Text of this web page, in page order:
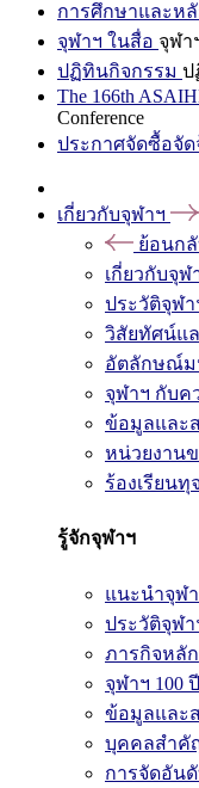
การศึกษาและห
จุฬาฯ ในสื่อ จุฬา
ปฏิทินกิจกรรม ป
The 166th
Conference
ประกาศจัดซื้อจัด
เกี่ยวกับจุฬาฯ
ย้อนก
เกี่ยวกับจุฬ
ประวัติจุฬา
วิสัยทัศน์แ
อัตลักษณ์ม
จุฬาฯ กับค
ข้อมูลและ
หน่วยงาน
ร้องเรียน
รู้จักจุฬาฯ
แนะนำจุฬ
ประวัติจุฬา
ภารกิจหลัก
จุฬาฯ 100 ปี
ข้อมูลและ
บุคคลสำคั
การจัดอัน